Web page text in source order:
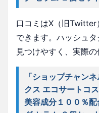
口コミはX（旧
できます。ハッシュ
見つけやすく、実際の
「ショップチャン
クス エコサートコ
美容成分１００％